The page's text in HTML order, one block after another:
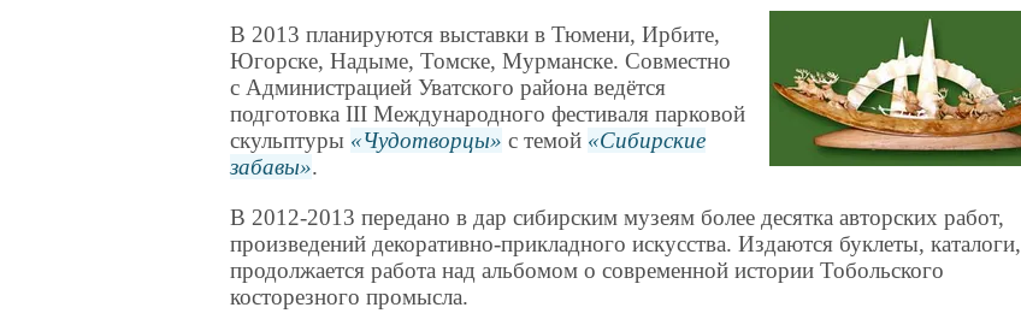
В 2013 планируются выставки в Тюмени, Ирбите,
Югорске, Надыме, Томске, Мурманске. Совместно
с Администрацией Уватского района ведётся
подготовка III Международного фестиваля парковой
скульптуры
Чудотворцы с темой
Сибирские
забавы .
В 2012-2013 передано в дар сибирским музеям более десятка авторских работ,
произведений декоративно-прикладного искусства. Издаются буклеты, каталоги,
продолжается работа над альбомом о современной истории Тобольского
косторезного промысла.